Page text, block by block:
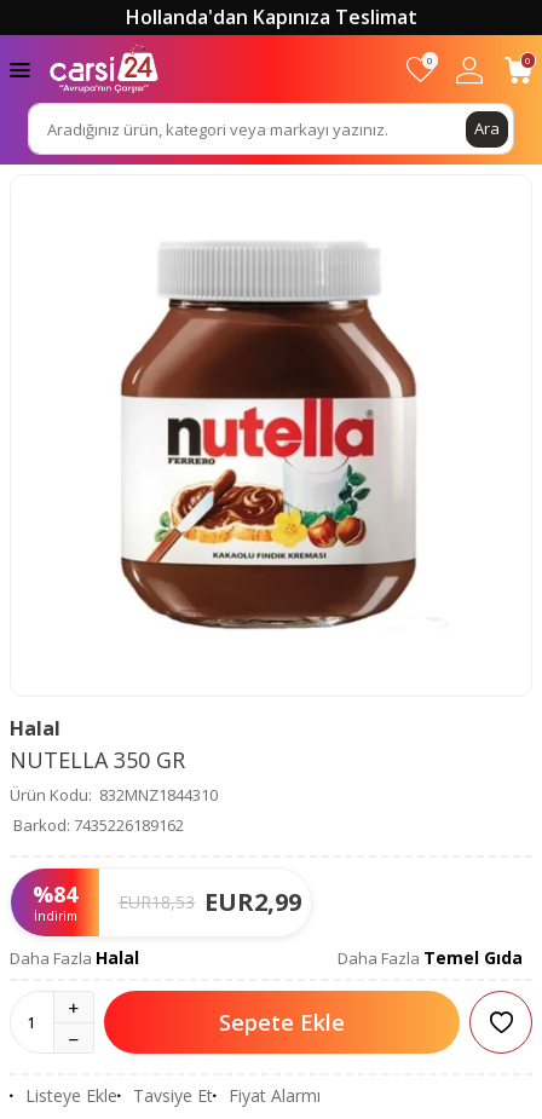
Hollanda'dan Kapınıza Teslimat
Ara
0 0
Halal
NUTELLA 350 GR
Ürün Kodu: 832MNZ1844310
Barkod: 7435226189162
%84
İndirim
EUR18,53 EUR2,99
Daha Fazla Halal Daha Fazla Temel Gıda
Sepete Ekle
Listeye Ekle Tavsiye Et Fiyat Alarmı